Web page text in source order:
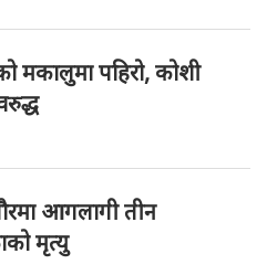
मकालुमा पहिरो, कोशी
आगलागी तीन
मृत्यु